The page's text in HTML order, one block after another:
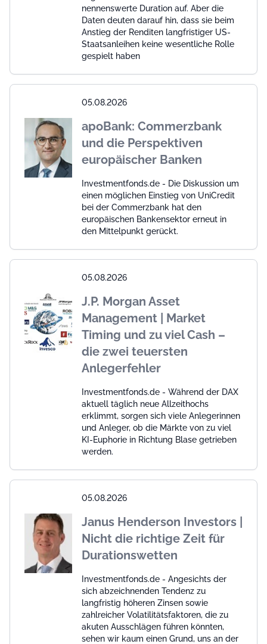
nennenswerte Duration auf. Aber die
Daten deuten darauf hin, dass sie beim
Anstieg der Renditen langfristiger US-
Staatsanleihen keine wesentliche Rolle
gespielt haben
05.08.2026
apoBank: Commerzbank
und die Perspektiven
europäischer Banken
Investmentfonds.de - Die Diskussion um
einen möglichen Einstieg von UniCredit
bei der Commerzbank hat den
europäischen Bankensektor erneut in
den Mittelpunkt gerückt.
05.08.2026
J.P. Morgan Asset
Management | Market
Timing und zu viel Cash –
die zwei teuersten
Anlegerfehler
Investmentfonds.de - Während der DAX
aktuell täglich neue Allzeithochs
erklimmt, sorgen sich viele Anlegerinnen
und Anleger, ob die Märkte von zu viel
KI-Euphorie in Richtung Blase getrieben
werden.
05.08.2026
Janus Henderson Investors |
Nicht die richtige Zeit für
Durationswetten
Investmentfonds.de - Angesichts der
sich abzeichnenden Tendenz zu
langfristig höheren Zinsen sowie
zahlreicher Volatilitätsfaktoren, die zu
akuten Ausschlägen führen könnten,
sehen wir kaum einen Grund, uns an der